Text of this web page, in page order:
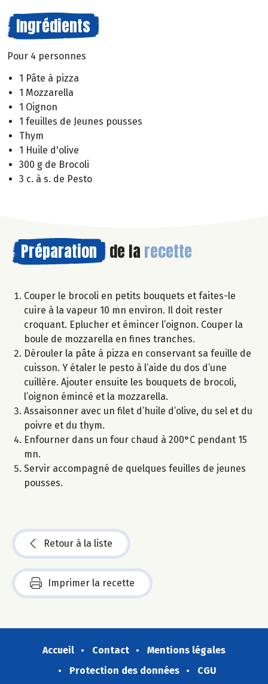
Ingrédients
Pour 4 personnes
1 Pâte à pizza
1 Mozzarella
1 Oignon
1 feuilles de Jeunes pousses
Thym
1 Huile d'olive
300 g de Brocoli
3 c. à s. de Pesto
Préparation de la recette
Couper le brocoli en petits bouquets et faites-le
cuire à la vapeur 10 mn environ. Il doit rester
croquant. Eplucher et émincer l’oignon. Couper la
boule de mozzarella en fines tranches.
Dérouler la pâte à pizza en conservant sa feuille de
cuisson. Y étaler le pesto à l’aide du dos d’une
cuillère. Ajouter ensuite les bouquets de brocoli,
l’oignon émincé et la mozzarella.
Assaisonner avec un filet d’huile d’olive, du sel et du
poivre et du thym.
Enfourner dans un four chaud à 200°C pendant 15
mn.
Servir accompagné de quelques feuilles de jeunes
pousses.
Retour à la liste
Imprimer la recette
Accueil Contact
Mentions légales
Protection des données
CGU